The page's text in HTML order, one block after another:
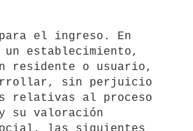
establecimiento,
residente o usuario,
sin perjuicio
relativas al proceso
su valoración